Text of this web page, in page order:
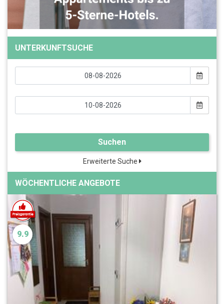
UNTERKUNFTSUCHE
Suchen
Erweiterte Suche
WÖCHENTLICHE ANGEBOTE
9.9